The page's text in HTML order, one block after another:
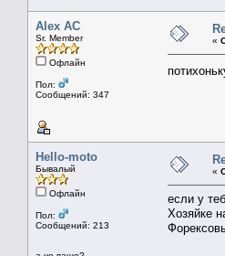
Alex AC
Sr. Member
Офлайн
Пол:
Сообщений: 347
«
Hello-moto
Бывалый
Офлайн
Пол:
Сообщений: 213
«
если у
Хозяйке